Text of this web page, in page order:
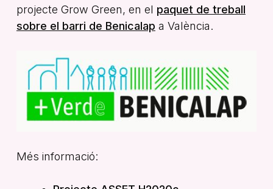
projecte Grow Green, en el paquet de treball
sobre el barri de Benicalap a València.
Més informació: